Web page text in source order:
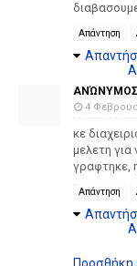
Απάντηση
ΑΝΏΝΥΜΟΣ
4
κε
μελετη
γραφτηκε,
Απάντηση